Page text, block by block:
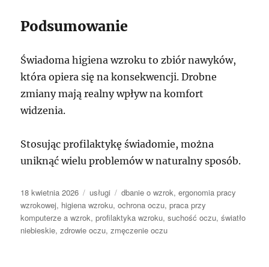
Podsumowanie
Świadoma higiena wzroku to zbiór nawyków,
która opiera się na konsekwencji. Drobne
zmiany mają realny wpływ na komfort
widzenia.
Stosując profilaktykę świadomie, można
uniknąć wielu problemów w naturalny sposób.
Data
publikacji
18 kwietnia 2026 Kategorie
usługi Tagi
dbanie o wzrok,ergonomia pracy
wzrokowej, higiena wzroku,ochrona oczu,praca przy
komputerze a wzrok,profilaktyka wzroku,suchość oczu,światło
niebieskie,zdrowie oczu,zmęczenie oczu